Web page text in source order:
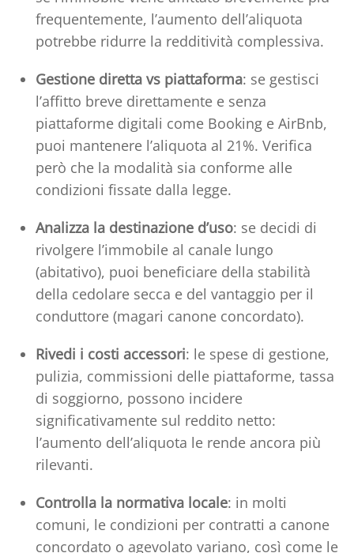
frequentemente, l’aumento dell’aliquota
potrebbe ridurre la redditività complessiva.
Gestione diretta vs piattaforma: se gestisci
l’affitto breve direttamente e senza
piattaforme digitali come Booking e AirBnb,
puoi mantenere l’aliquota al 21%. Verifica
però che la modalità sia conforme alle
condizioni fissate dalla legge.
Analizza la destinazione d’uso: se decidi di
rivolgere l’immobile al canale lungo
(abitativo), puoi beneficiare della stabilità
della cedolare secca e del vantaggio per il
conduttore (magari canone concordato).
Rivedi i costi accessori: le spese di gestione,
pulizia, commissioni delle piattaforme, tassa
di soggiorno, possono incidere
significativamente sul reddito netto:
l’aumento dell’aliquota le rende ancora più
rilevanti.
Controlla la normativa locale: in molti
comuni, le condizioni per contratti a canone
concordato o agevolato variano, così come le